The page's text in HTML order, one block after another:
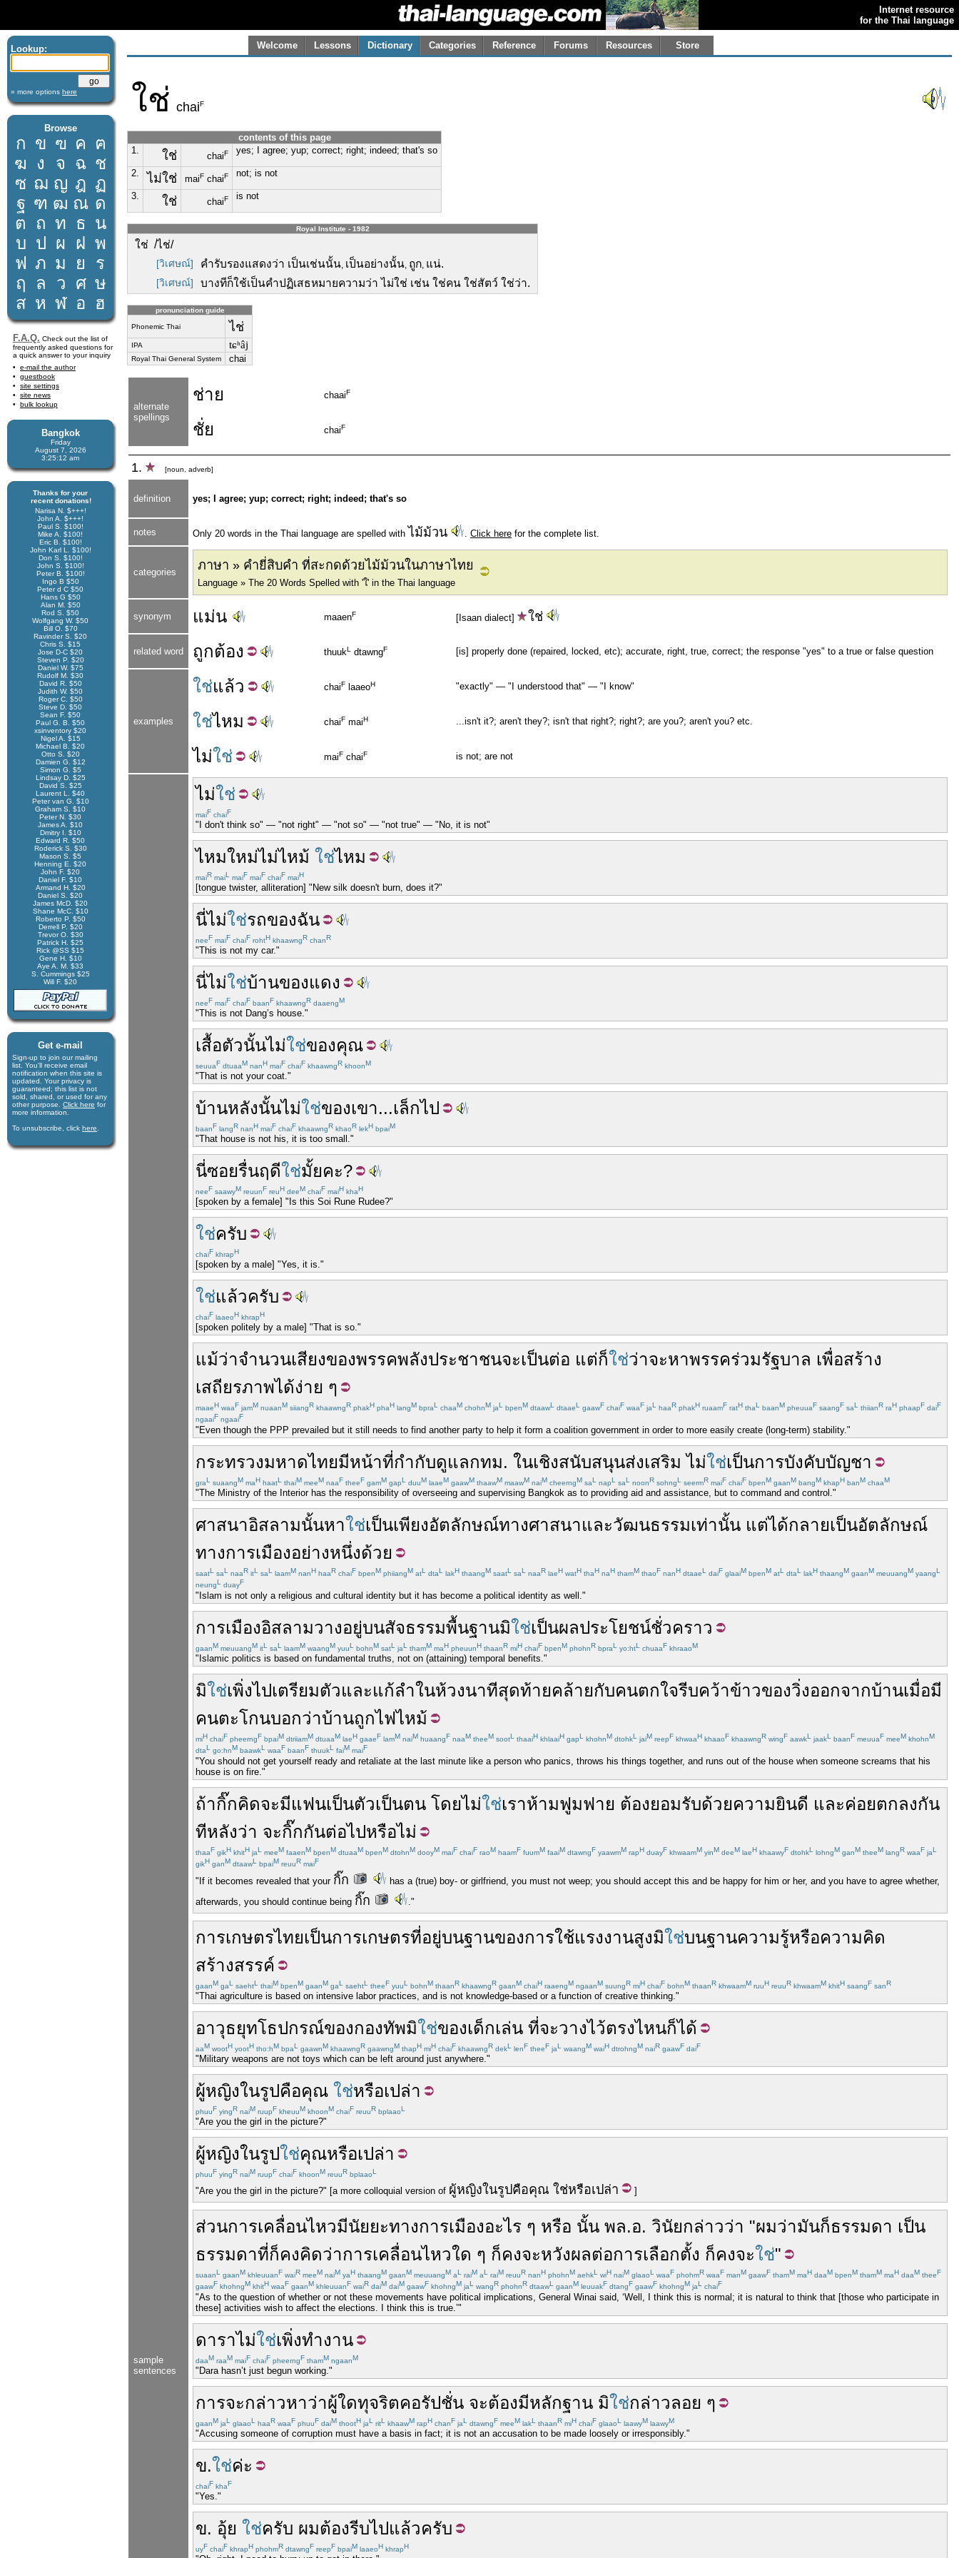
Internet resource
for the Thai language
Lookup:
» more options here
Browse
ก ข ฃ ค ฅ
ฆ ง จ ฉ ช
ซ ฌ ญ ฎ ฏ
ฐ ฑ ฒ ณ ด
ต ถ ท ธ น
บ ป ผ ฝ พ
ฟ ภ ม ย
ร
ฤ
ล ว ศ ษ
ส ห ฬ อ ฮ
F.A.Q. Check out the list of
frequently asked questions for
a quick answer to your inquiry
e-mail the author
guestbook
site settings
site news
bulk lookup
Bangkok
Friday
August 7, 2026
3:25:13 am
Thanks for your
recent donations!
Narisa N. $+++!
John A. $+++!
Paul S. $100!
Mike A. $100!
Eric B. $100!
John Karl L. $100!
Don S. $100!
John S. $100!
Peter B. $100!
Ingo B $50
Peter d C $50
Hans G $50
Alan M. $50
Rod S. $50
Wolfgang W. $50
Bill O. $70
Ravinder S. $20
Chris S. $15
Jose D-C $20
Steven P. $20
Daniel W. $75
Rudolf M. $30
David R. $50
Judith W. $50
Roger C. $50
Steve D. $50
Sean F. $50
Paul G. B. $50
xsinventory $20
Nigel A. $15
Michael B. $20
Otto S. $20
Damien G. $12
Simon G. $5
Lindsay D. $25
David S. $25
Laurent L. $40
Peter van G. $10
Graham S. $10
Peter N. $30
James A. $10
Dmitry I. $10
Edward R. $50
Roderick S. $30
Mason S. $5
Henning E. $20
John F. $20
Daniel F. $10
Armand H. $20
Daniel S. $20
James McD. $20
Shane McC. $10
Roberto P. $50
Derrell P. $20
Trevor O. $30
Patrick H. $25
Rick @SS $15
Gene H. $10
Aye A. M. $33
S. Cummings $25
Will F. $20
Get e-mail
Sign-up to join our mail­ing
list. You'll receive e­mail
notification when this site is
updated. Your privacy is
guaran­teed; this list is not
sold, shared, or used for any
other purpose. Click here for
more infor­mation.
To unsubscribe, click here
Welcome Lessons Dictionary Categories Reference Forums Resources Store
ใช่ chaiF
contents of this page
1.
ใช่ chaiF yes; I agree; yup; correct; right; indeed; that's so
2. ไม่ใช่ maiF chaiF not; is not
3. ใช่ chaiF is not
Royal Institute - 1982
ใช่ /ไช่/
[วิเศษณ์] คำรับรองแสดงว่า เป็นเช่นนั้น, เป็นอย่างนั้น, ถูก, แน่.
[วิเศษณ์] บางทีก็ใช้เป็นคำปฏิเสธหมายความว่า ไม่ใช่ เช่น ใช่คน ใช่สัตว์ ใช่ว่า.
pronunciation guide
Phonemic Thai ไช่
IPA tɕʰâj
Royal Thai General System chai
alternate
spellings
ช่าย chaaiF
ชั่ย chaiF
1. [noun, adverb]
definition yes; I agree; yup; correct; right; indeed; that's so
notes Only 20 words in the Thai language are spelled with ไม้ม้วน . Click here for the complete list.
categories ภาษา » คำยี่สิบคำ ที่สะกดด้วยไม้ม้วนในภาษาไทย
Language » The 20 Words Spelled with 'ใ' in the Thai language
synonym แม่น maaenF [Isaan dialect] ใช่
related word ถูกต้อง thuukL dtawngF [is] properly done (repaired, locked, etc); accurate, right, true, correct; the response "yes" to a true or false question
examples
ใช่แล้ว chaiF laaeoH "exactly" — "I understood that" — "I know"
ใช่ไหม chaiF maiH ...isn't it?; aren't they?; isn't that right?; right?; are you?; aren't you? etc.
ไม่ใช่ maiF chaiF is not; are not
sample
sentences
ไม่ใช่
maiF chaiF
"I don't think so" — "not right" — "not so" — "not true" — "No, it is not"
ไหมใหม่ไม่ไหม้ ใช่ไหม
maiR maiL maiF maiF chaiF maiH
[tongue twister, alliteration] "New silk doesn't burn, does it?"
นี่ไม่ใช่รถของฉัน
neeF maiF chaiF rohtH khaawngR chanR
"This is not my car."
นี่ไม่ใช่บ้านของแดง
neeF maiF chaiF baanF khaawngR daaengM
"This is not Dang’s house."
เสื้อตัวนั้นไม่ใช่ของคุณ
seuuaF dtuaaM nanH maiF chaiF khaawngR khoonM
"That is not your coat."
บ้านหลังนั้นไม่ใช่ของเขา...เล็กไป
baanF langR nanH maiF chaiF khaawngR khaoR lekH bpaiM
"That house is not his, it is too small."
นี่ซอยรื่นฤดีใช่มั้ยคะ?
neeF saawyM reuunF reuH deeM chaiF maiH khaH
[spoken by a female] "Is this Soi Rune Rudee?"
ใช่ครับ
chaiF khrapH
[spoken by a male] "Yes, it is."
ใช่แล้วครับ
chaiF laaeoH khrapH
[spoken politely by a male] "That is so."
แม้ว่าจำนวนเสียงของพรรคพลังประชาชนจะเป็นต่อ แต่ก็ใช่ว่าจะหาพรรคร่วมรัฐบาล เพื่อสร้าง
เสถียรภาพได้ง่าย ๆ
maaeH waaF jamM nuaanM siiangR khaawngR phakH phaH langM bpraL chaaM chohnM jaL bpenM dtaawL dtaaeL gaawF chaiF waaF jaL haaR phakH ruaamF ratH thaL baanM pheuuaF saangF saL thiianR raH phaapF daiF
ngaaiF ngaaiF
"Even though the PPP prevailed but it still needs to find another party to help it form a coalition government in order to more easily create (long-term) stability."
กระทรวงมหาดไทยมีหน้าที่กำกับดูแลกทม. ในเชิงสนับสนุนส่งเสริม ไม่ใช่เป็นการบังคับบัญชา
graL suaangM maH haatL thaiM meeM naaF theeF gamM gapL duuM laaeM gaawM thaawM maawM naiM cheerngM saL napL saL noonR sohngL seermR maiF chaiF bpenM gaanM bangM khapH banM chaaM
"The Ministry of the Interior has the responsibility of overseeing and supervising Bangkok as to providing aid and assistance, but to command and control."
ศาสนาอิสลามนั้นหาใช่เป็นเพียงอัตลักษณ์ทางศาสนาและวัฒนธรรมเท่านั้น แต่ได้กลายเป็นอัตลักษณ์
ทางการเมืองอย่างหนึ่งด้วย
saatL saL naaR itL saL laamM nanH haaR chaiF bpenM phiiangM atL dtaL lakH thaangM saatL saL naaR laeH watH thaH naH thamM thaoF nanH dtaaeL daiF glaaiM bpenM atL dtaL lakH thaangM gaanM meuuangM yaangL
neungL duayF
"Islam is not only a religious and cultural identity but it has become a political identity as well."
การเมืองอิสลามวางอยู่บนสัจธรรมพื้นฐานมิใช่เป็นผลประโยชน์ชั่วคราว
gaanM meuuangM itL saL laamM waangM yuuL bohnM satL jaL thamM maH pheuunH thaanR miH chaiF bpenM phohnR bpraL yo:htL chuaaF khraaoM
"Islamic politics is based on fundamental truths, not on (attaining) temporal benefits."
มิใช่เพิ่งไปเตรียมตัวและแก้ลำในห้วงนาทีสุดท้ายคล้ายกับคนตกใจรีบคว้าข้าวของวิ่งออกจากบ้านเมื่อมี
คนตะโกนบอกว่าบ้านถูกไฟไหม้
miH chaiF pheerngF bpaiM dtriiamM dtuaaM laeH gaaeF lamM naiM huaangF naaM theeM sootL thaaiH khlaaiH gapL khohnM dtohkL jaiM reepF khwaaH khaaoF khaawngR wingF aawkL jaakL baanF meuuaF meeM khohnM
dtaL go:hnM baawkL waaF baanF thuukL faiM maiF
"You should not get yourself ready and retaliate at the last minute like a person who panics, throws his things together, and runs out of the house when someone screams that his
house is on fire."
ถ้ากิ๊กคิดจะมีแฟนเป็นตัวเป็นตน โดยไม่ใช่เราห้ามฟูมฟาย ต้องยอมรับด้วยความยินดี และค่อยตกลงกัน
ทีหลังว่า จะกิ๊กกันต่อไปหรือไม่
thaaF gikH khitH jaL meeM faaenM bpenM dtuaaM bpenM dtohnM dooyM maiF chaiF raoM haamF fuumM faaiM dtawngF yaawmM rapH duayF khwaamM yinM deeM laeH khaawyF dtohkL lohngM ganM theeM langR waaF jaL
gikH ganM dtaawL bpaiM reuuR maiF
"If it becomes revealed that your กิ๊ก
has a (true) boy- or girlfriend, you must not weep; you should accept this and be happy for him or her, and you have to agree whether,
afterwards, you should continue being กิ๊ก ."
การเกษตรไทยเป็นการเกษตรที่อยู่บนฐานของการใช้แรงงานสูงมิใช่บนฐานความรู้หรือความคิด
สร้างสรรค์
gaanM gaL saehtL thaiM bpenM gaanM gaL saehtL theeF yuuL bohnM thaanR khaawngR gaanM chaiH raaengM ngaanM suungR miH chaiF bohnM thaanR khwaamM ruuH reuuR khwaamM khitH saangF sanR
"Thai agriculture is based on intensive labor practices, and is not knowledge-based or a function of creative thinking."
อาวุธยุทโธปกรณ์ของกองทัพมิใช่ของเด็กเล่น ที่จะวางไว้ตรงไหนก็ได้
aaM wootH yootH tho:hM bpaL gaawnM khaawngR gaawngM thapH miH chaiF khaawngR dekL lenF theeF jaL waangM waiH dtrohngM naiR gaawF daiF
"Military weapons are not toys which can be left around just anywhere."
ผู้หญิงในรูปคือคุณ ใช่หรือเปล่า
phuuF yingR naiM ruupF kheuuM khoonM chaiF reuuR bplaaoL
"Are you the girl in the picture?"
ผู้หญิงในรูปใช่คุณหรือเปล่า
phuuF yingR naiM ruupF chaiF khoonM reuuR bplaaoL
"Are you the girl in the picture?" [a more colloquial version of ผู้หญิงในรูปคือคุณ ใช่หรือเปล่า ]
ส่วนการเคลื่อนไหวมีนัยยะทางการเมืองอะไร ๆ หรือ นั้น พล.อ. วินัยกล่าวว่า "ผมว่ามันก็ธรรมดา เป็น
ธรรมดาที่ก็คงคิดว่าการเคลื่อนไหวใด ๆ ก็คงจะหวังผลต่อการเลือกตั้ง ก็คงจะใช่"
suaanL gaanM khleuuanF waiR meeM naiM yaH thaangM gaanM meuuangM aL raiM aL raiM reuuR nanH phohnM aehkL wiH naiM glaaoL waaF phohmR waaF manM gaawF thamM maH daaM bpenM thamM maH daaM theeF
gaawF khohngM khitH waaF gaanM khleuuanF waiR daiM daiM gaawF khohngM jaL wangR phohnR dtaawL gaanM leuuakF dtangF gaawF khohngM jaL chaiF
"As to the question of whether or not these movements have political implications, General Winai said, ‘Well, I think this is normal; it is natural to think that [those who participate in
these] activities wish to affect the elections. I think this is true.’"
ดาราไม่ใช่เพิ่งทำงาน
daaM raaM maiF chaiF pheerngF thamM ngaanM
"Dara hasn’t just begun working."
การจะกล่าวหาว่าผู้ใดทุจริตคอรัปชั่น จะต้องมีหลักฐาน มิใช่กล่าวลอย ๆ
gaanM jaL glaaoL haaR waaF phuuF daiM thootH jaL ritL khaawM rapH chanF jaL dtawngF meeM lakL thaanR miH chaiF glaaoL laawyM laawyM
"Accusing someone of corruption must have a basis in fact; it is not an accusation to be made loosely or irresponsibly."
ข.ใช่ค่ะ
chaiF khaF
"Yes."
ข. อุ้ย ใช่ครับ ผมต้องรีบไปแล้วครับ
uyF chaiF khrapH phohmR dtawngF reepF bpaiM laaeoH khrapH